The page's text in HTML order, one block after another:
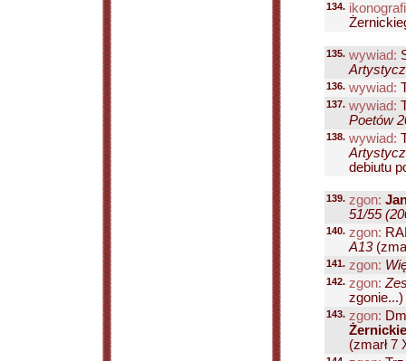
134.
135. wywiad:
136. wywiad:
137. wywiad:
Poetów
138. wywiad:
debiutu
139. zgon:
51/55
140. zgon:
A13
141. zgon:
142. zgon:
zgonie...)
143. zgon:
(zmarł 7